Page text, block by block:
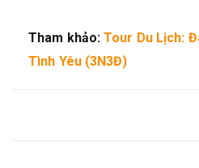
Tham khảo:Tour Du Lịch:
Tình Yêu (3N3Đ)